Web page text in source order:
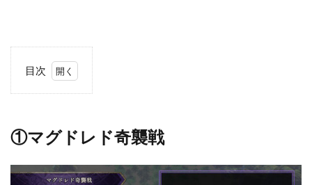
目次
グ
レ
①マグドレド奇襲戦